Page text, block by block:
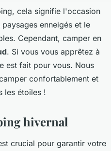
cela signifie l'occasion
enneigés et le
Cependant, camper en
. Si vous vous apprêtez à
est fait pour vous. Nous
confortablement et
les étoiles !
hivernal
crucial pour garantir votre